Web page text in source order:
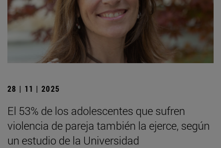
28 | 11 | 2025
El 53% de los adolescentes que sufren
violencia de pareja también la ejerce, según
un estudio de la Universidad